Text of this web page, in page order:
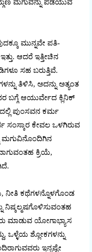
ಮಗುವನ್ನು ಪಡೆಯುವ
ಮುನ್ನವೇ ಪತಿ-
ಆದರೆ ಇತ್ತೀಚಿನ
ಸಹ ಬರುತ್ತಿವೆ.
ತಿಳಿಸಿ, ಅದನ್ನು ಅತ್ಯಂತ
ಬಗ್ಗೆ ಆಯುರ್ವೇದ ಕ್ಲಿನಿಕ್
ಪುಂಸವನ ಕರ್ಮ
ಸಂಸ್ಕಾರ ಕೇವಲ ಒಳಗಿರುವ
ಮಗುವಿನೊಂದಿಗಿನ
ಕ್ರಿಯೆ,
ನೀತಿ ಕಥೆಗಳನ್ನೊಳಗೊಂಡ
ನಿಷ್ಕಲ್ಮಷಗೊಳಿಸುವಂತಹ
ಮಾಡುವ ಯೋಗಾಭ್ಯಾಸ
ಒಳ್ಳೆಯ ಶ್ಲೋಕಗಳನ್ನು
ಇನ್ನಷ್ಟೇ